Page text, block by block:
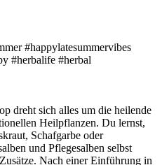
#happylatesummervibes
#herbalife #herbal